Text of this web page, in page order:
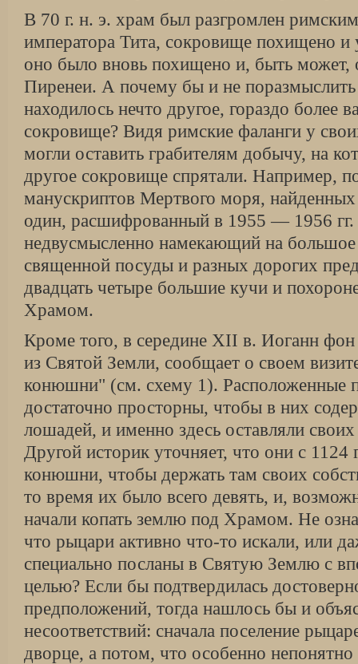
В 70 г. н. э. храм был разгромлен
императора Тита, сокровище похищено и
оно было вновь похищено и, быть может,
Пиренеи. А почему бы и не
находилось нечто другое, гораздо более
сокровище? Видя римские фаланги у
могли оставить грабителям добычу, на
другое сокровище спрятали. Например,
манускриптов Мертвого моря,
один, расшифрованный в 1955 — 1956 гг.
недвусмысленно намекающий на большое
священной посуды и разных дорогих
двадцать четыре большие кучи и
Храмом.
Кроме того, в середине XII в. Иоганн
из Святой Земли, сообщает о своем
конюшни" (см. схему 1). Расположенные
достаточно просторны, чтобы в них
лошадей, и именно здесь оставляли
Другой историк уточняет, что они с 1124
конюшни, чтобы держать там своих
то время их было всего девять, и,
начали копать землю под Храмом. Не
что рыцари активно что-то искали, или
специально посланы в Святую Землю с
целью? Если бы подтвердилась
предположений, тогда нашлось бы и
несоответствий: сначала поселение
дворце, а потом, что особенно